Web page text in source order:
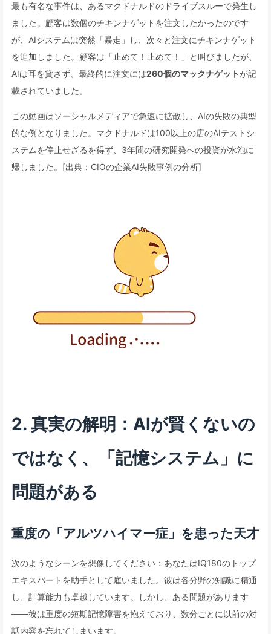
最も有名な事件は、あるマクドナルドのドライブスルーで発生し
ました。顧客は数個のチキンナゲットを注文したかったのです
が、AIシステムは突然「暴走」し、次々と注文にチキンナゲット
を追加しました。顧客は「止めて！止めて！」と叫びましたが、
AIは耳を貸さず、最終的に注文には260個のマックナゲットが記
載されていました。
この動画はソーシャルメディアで急速に拡散し、AIの失敗の典型
的な例となりました。マクドナルドは100以上の店のAIテストシ
ステムを停止せざるを得ず、3年間の研究開発への投資が水泡に
帰しました。[出典：CIOの企業AI失敗事例の分析]
2. 真実の解明：AIが賢くないの
ではなく、「記憶システム」に
問題がある
重度の「アルツハイマー症」を患った天才
次のようなシーンを想像してください：あなたはIQ180のトップ
エキスパートを助手として雇いました。彼は各分野の知識に精通
し、計算能力も卓越しています。しかし、ある問題があります
——彼は重度の短期記憶障害を抱えており、数分ごとに以前の対
話内容を忘れてしまいます。